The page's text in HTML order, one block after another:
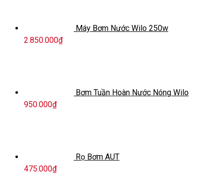
Máy Bơm Nước Wilo 250w
2.850.000₫
Bơm Tuần Hoàn Nước Nóng Wilo
950.000₫
Rọ Bơm AUT
475.000₫